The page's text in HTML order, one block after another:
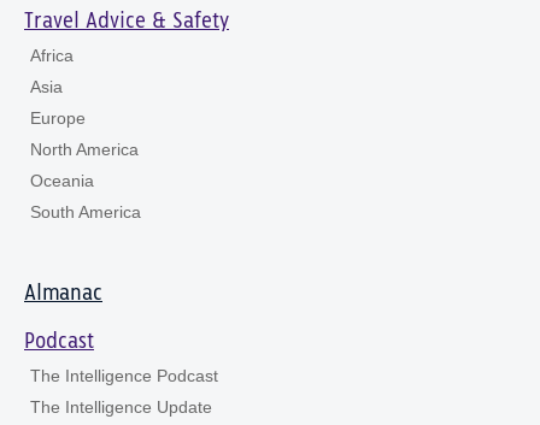
Travel Advice & Safety
Africa
Asia
Europe
North America
Oceania
South America
Almanac
Podcast
The Intelligence Podcast
The Intelligence Update